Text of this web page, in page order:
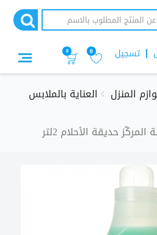
تسجيل 0
0
المنزل
العناية بالملابس
حديقة الأحلام 2لتر